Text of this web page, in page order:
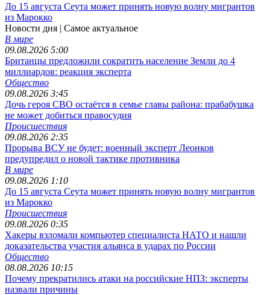
До 15 августа Сеута может принять новую волну мигрантов
из Марокко
Новости дня | Самое актуальное
В мире
09.08.2026 5:00
Британцы предложили сократить население Земли до 4
миллиардов: реакция эксперта
Общество
09.08.2026 3:45
Дочь героя СВО остаётся в семье главы района: прабабушка
не может добиться правосудия
Происшествия
09.08.2026 2:35
Прорыва ВСУ не будет: военный эксперт Леонков
предупредил о новой тактике противника
В мире
09.08.2026 1:10
До 15 августа Сеута может принять новую волну мигрантов
из Марокко
Происшествия
09.08.2026 0:35
Хакеры взломали компьютер специалиста НАТО и нашли
доказательства участия альянса в ударах по России
Общество
08.08.2026 10:15
Почему прекратились атаки на российские НПЗ: эксперты
назвали причины